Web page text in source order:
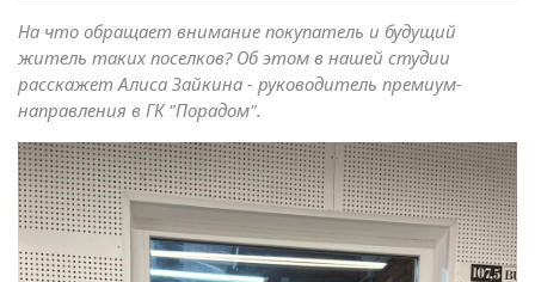
На что обращает внимание покупатель и будущий
житель таких поселков? Об этом в нашей студии
расскажет Алиса Зайкина - руководитель премиум-
направления в ГК "Порадом".